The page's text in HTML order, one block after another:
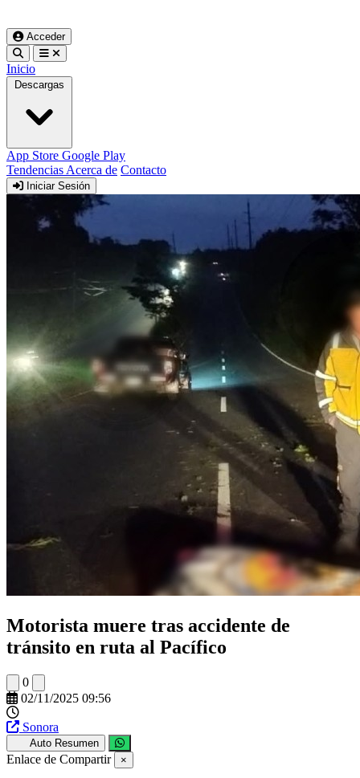
Acceder
Inicio
Descargas
App Store Google Play
Tendencias Acerca de Contacto
Iniciar Sesión
Motorista muere tras accidente de
tránsito en ruta al Pacífico
0
02/11/2025 09:56
Sonora
Auto Resumen
Enlace de Compartir ×